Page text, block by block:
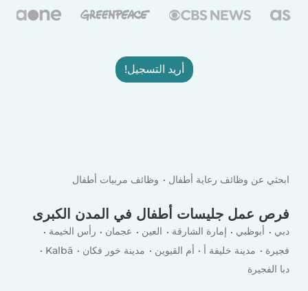
أريد التسجيل!
ابحثي عن وظائف رعاية أطفال وظائف مربيات أطفال
فرص عمل جليسات أطفال في المدن الكبرى
دبي أبوظبي إمارة الشارقة العين عجمان
رأس الخيمة
فجيرة
مدينة خليفة أ أم القيوين مدينة خور فكان
Kalbā
دبا الفجيرة